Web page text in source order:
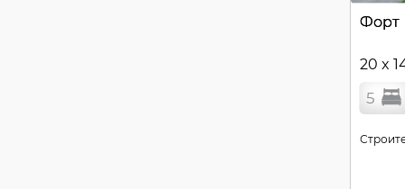
Форт
20 x
5